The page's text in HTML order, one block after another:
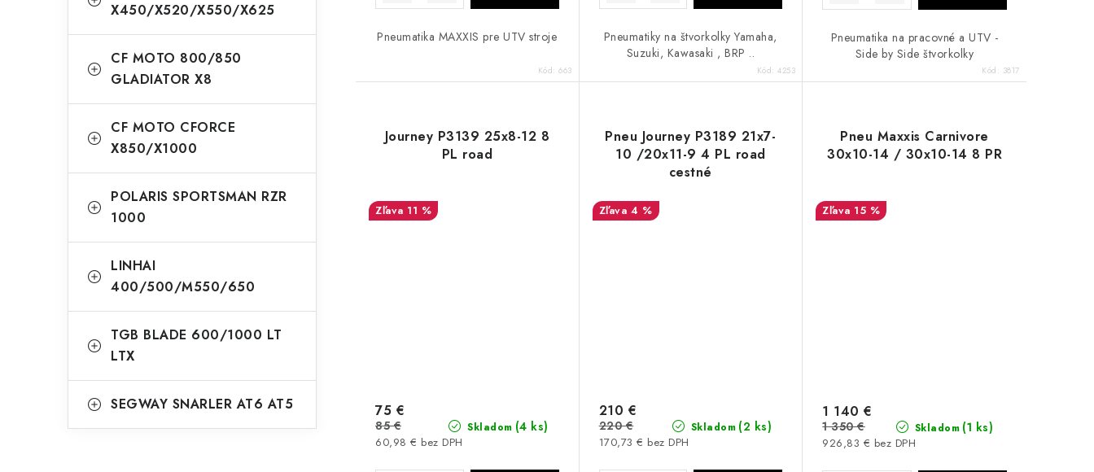
X450/X520/X550/X625
CF MOTO 800/850
GLADIATOR X8
CF MOTO CFORCE
X850/X1000
POLARIS SPORTSMAN RZR
1000
LINHAI
400/500/M550/650
TGB BLADE 600/1000 LT
LTX
SEGWAY SNARLER AT6 AT5
Pneumatika MAXXIS pre UTV stroje
Kód:663
Pneumatiky na štvorkolky Yamaha,
Suzuki, Kawasaki , BRP ..
Kód:4253
Pneumatika na pracovné a UTV -
Side by Side štvorkolky
Kód: 3817
Journey P3139 25x8-12 8
PL road
11 %
Skladom (4 ks)
60,98 € bez DPH
75 €
85 €
Pneu Journey P3189 21x7-
10 /20x11-9 4 PL road
cestné
4 %
Skladom (2 ks)
170,73 € bez DPH
210 €
220 €
Pneu Maxxis Carnivore
30x10-14 / 30x10-14 8 PR
15 %
Skladom (1 ks)
926,83 € bez DPH
1 140 €
1 350 €